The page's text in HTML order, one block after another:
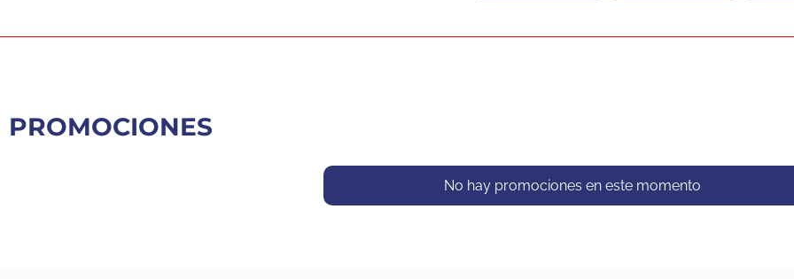
PROMOCIONES
No hay promociones en este momento